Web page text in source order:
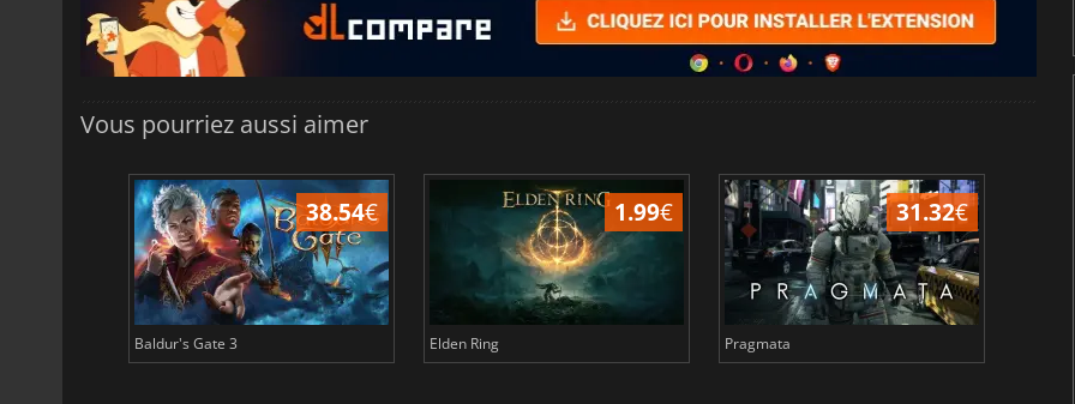
Vous pourriez aussi aimer
38.54€
Baldur's Gate 3
1.99€
Elden Ring
31.32€
Pragmata Total